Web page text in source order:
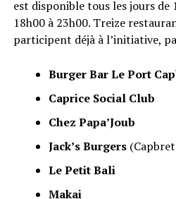
est disponible tous les jours de
18h00 à 23h00. Treize
participent déjà à l’initiative,
Burger Bar Le Port
Caprice Social Club
Chez Papa’Joub
Jack’s Burgers
Le Petit Bali
Makai